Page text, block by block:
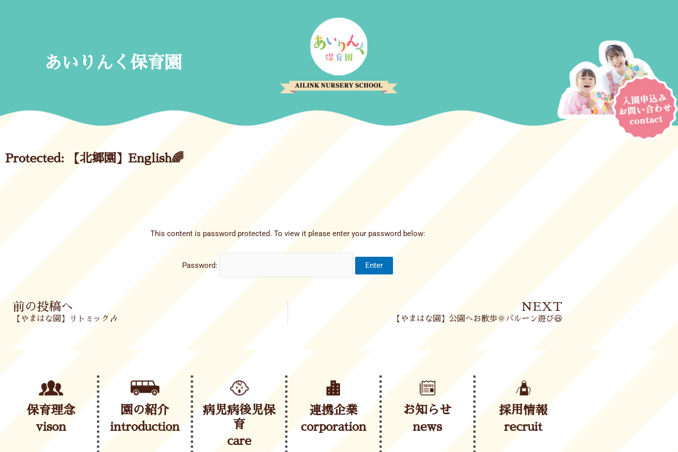
あいりんく保育園
Protected: 【北郷園】English🌈
This content is password protected. To view it please enter your password below:
Password:
Prev
前の投稿へ
【やまはな園】リトミック🎶
NEXT
【やまはな園】公園へお散歩🌞バルーン遊び😆
保育理念
vison
園の紹介
introduction
病児病後児保
育
care
連携企業
corporation
お知らせ
news
採用情報
recruit